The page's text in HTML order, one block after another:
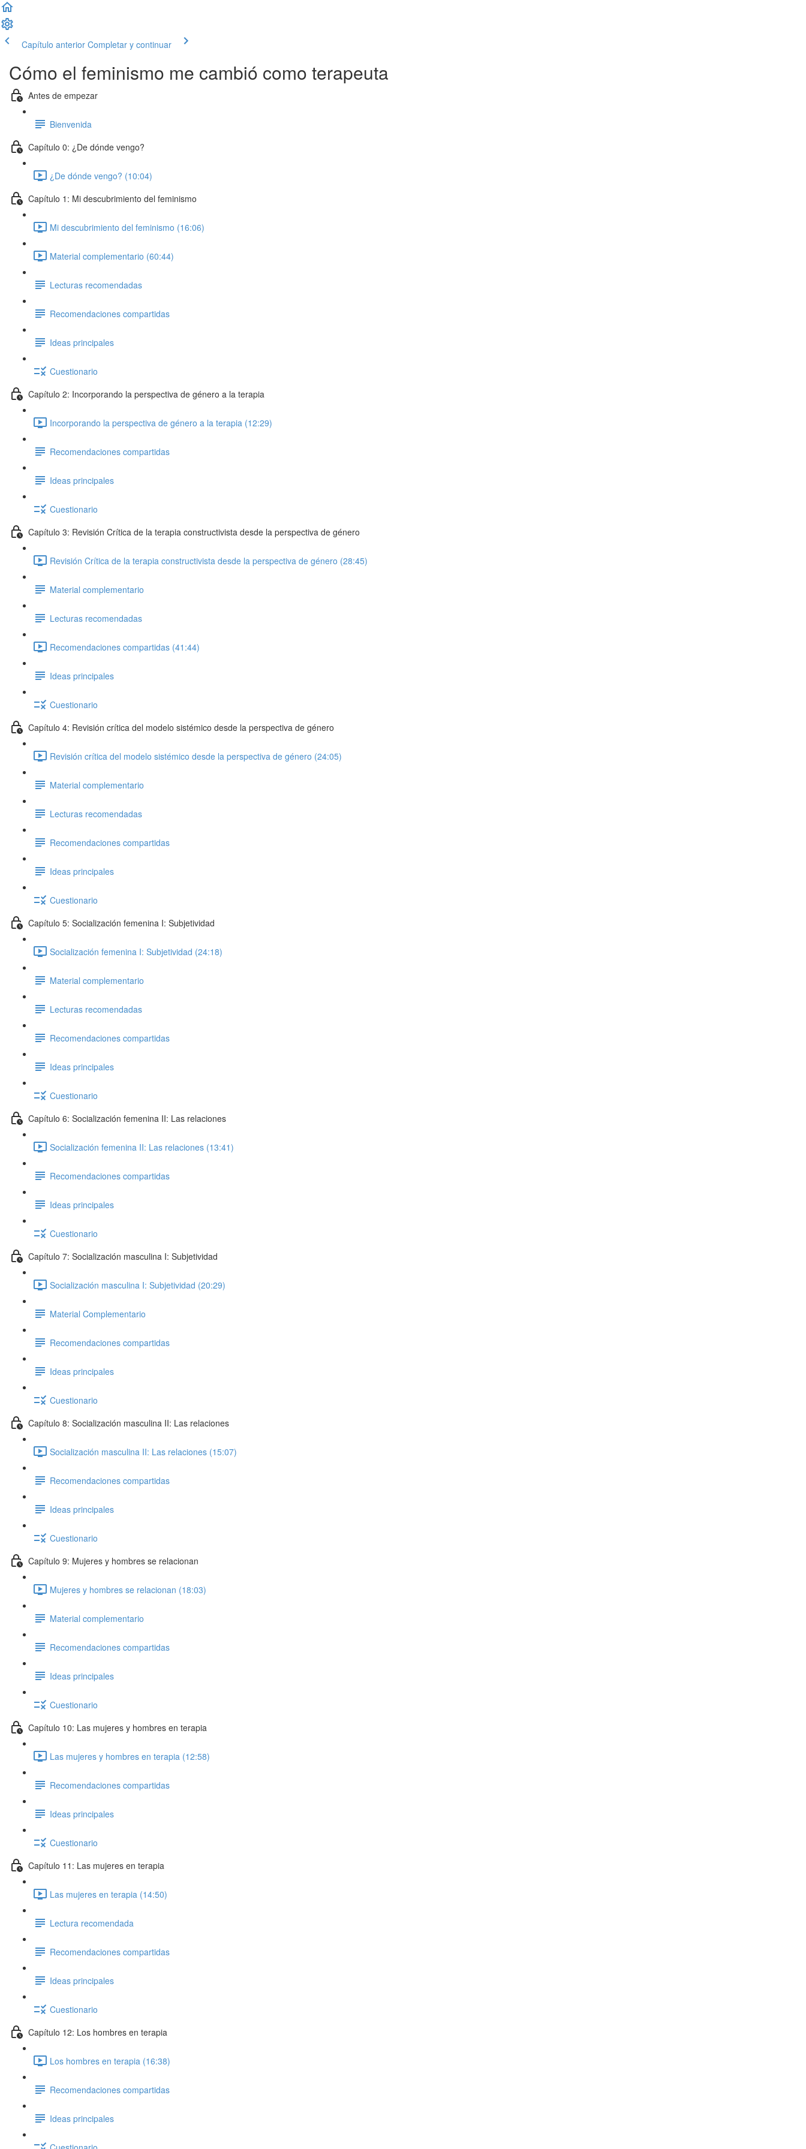
Capítulo anterior Completar y continuar
Cómo el feminismo me cambió como terapeuta
Antes de empezar
Bienvenida
Capítulo 0: ¿De dónde vengo?
¿De dónde vengo? (10:04)
Capítulo 1: Mi descubrimiento del feminismo
Mi descubrimiento del feminismo (16:06)
Material complementario (60:44)
Lecturas recomendadas
Recomendaciones compartidas
Ideas principales
Cuestionario
Capítulo 2: Incorporando la perspectiva de género a la terapia
Incorporando la perspectiva de género a la terapia (12:29)
Recomendaciones compartidas
Ideas principales
Cuestionario
Capítulo 3: Revisión Crítica de la terapia constructivista desde la perspectiva de género
Revisión Crítica de la terapia constructivista desde la perspectiva de género (28:45)
Material complementario
Lecturas recomendadas
Recomendaciones compartidas (41:44)
Ideas principales
Cuestionario
Capítulo 4: Revisión crítica del modelo sistémico desde la perspectiva de género
Revisión crítica del modelo sistémico desde la perspectiva de género (24:05)
Material complementario
Lecturas recomendadas
Recomendaciones compartidas
Ideas principales
Cuestionario
Capítulo 5: Socialización femenina I: Subjetividad
Socialización femenina I: Subjetividad (24:18)
Material complementario
Lecturas recomendadas
Recomendaciones compartidas
Ideas principales
Cuestionario
Capítulo 6: Socialización femenina II: Las relaciones
Socialización femenina II: Las relaciones (13:41)
Recomendaciones compartidas
Ideas principales
Cuestionario
Capítulo 7: Socialización masculina I: Subjetividad
Socialización masculina I: Subjetividad (20:29)
Material Complementario
Recomendaciones compartidas
Ideas principales
Cuestionario
Capítulo 8: Socialización masculina II: Las relaciones
Socialización masculina II: Las relaciones (15:07)
Recomendaciones compartidas
Ideas principales
Cuestionario
Capítulo 9: Mujeres y hombres se relacionan
Mujeres y hombres se relacionan (18:03)
Material complementario
Recomendaciones compartidas
Ideas principales
Cuestionario
Capítulo 10: Las mujeres y hombres en terapia
Las mujeres y hombres en terapia (12:58)
Recomendaciones compartidas
Ideas principales
Cuestionario
Capítulo 11: Las mujeres en terapia
Las mujeres en terapia (14:50)
Lectura recomendada
Recomendaciones compartidas
Ideas principales
Cuestionario
Capítulo 12: Los hombres en terapia
Los hombres en terapia (16:38)
Recomendaciones compartidas
Ideas principales